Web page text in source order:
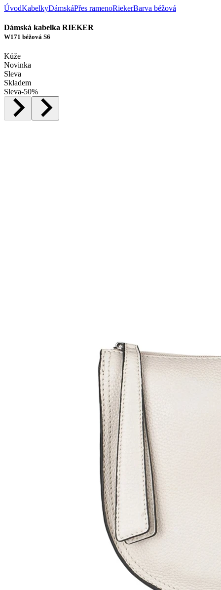
ÚvodKabelkyDámskáPřes ramenoRiekerBarva béžová
Dámská kabelka RIEKER
W171 béžová S6
Kůže
Novinka
Sleva
Skladem
Sleva-50%